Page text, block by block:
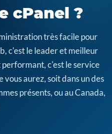
cPanel ?
très facile pour
c'est le leader et meilleur
c'est le service
aurez, soit dans un des
présents, ou au Canada,